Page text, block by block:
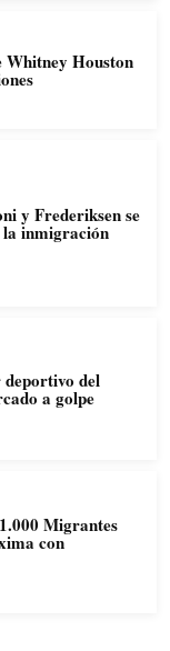
Houston
y Frederiksen se
la inmigración
deportivo del
a golpe
Migrantes
con